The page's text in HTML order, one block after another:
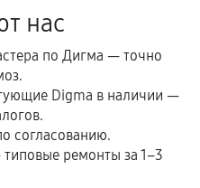
или вмешательство
если иное не
гарантийного
это не указано в
нас
по Дигма — точно
Digma в наличии —
согласованию.
ремонты за 1–3